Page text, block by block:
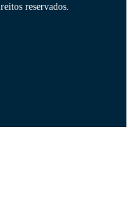
reservados.